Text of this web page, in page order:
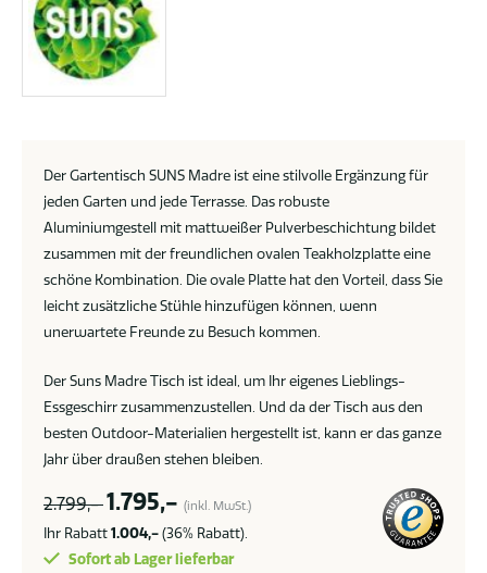
Der Gartentisch SUNS Madre ist eine stilvolle Ergänzung für
jeden Garten und jede Terrasse. Das robuste
Aluminiumgestell mit mattweißer Pulverbeschichtung bildet
zusammen mit der freundlichen ovalen Teakholzplatte eine
schöne Kombination. Die ovale Platte hat den Vorteil, dass Sie
leicht zusätzliche Stühle hinzufügen können, wenn
unerwartete Freunde zu Besuch kommen.
Der Suns Madre Tisch ist ideal, um Ihr eigenes Lieblings-
Essgeschirr zusammenzustellen. Und da der Tisch aus den
besten Outdoor-Materialien hergestellt ist, kann er das ganze
Jahr über draußen stehen bleiben.
2.799,- 1.795,- (inkl. MwSt.)
Ihr Rabatt1.004,-(36% Rabatt).
Sofort ab Lager lieferbar